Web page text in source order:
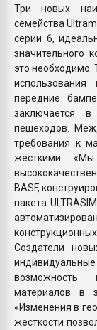
Три новых
семейства
серии 6,
значительного
это необходимо.
передние
заключается
пешеходов.
требования к
жёсткими. «Мы
BASF,
пакета
Создатели
возможность
материалов в
«Изменения в
жесткости